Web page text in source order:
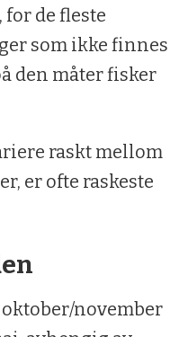
de fleste
som ikke finnes
den måter fisker
raskt mellom
er ofte raskeste
november